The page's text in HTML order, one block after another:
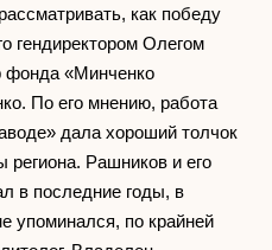
как победу
гендиректором Олегом
фонда «Минченко
По его мнению, работа
дала хороший толчок
региона. Рашников и его
в последние годы, в
упоминался, по крайней